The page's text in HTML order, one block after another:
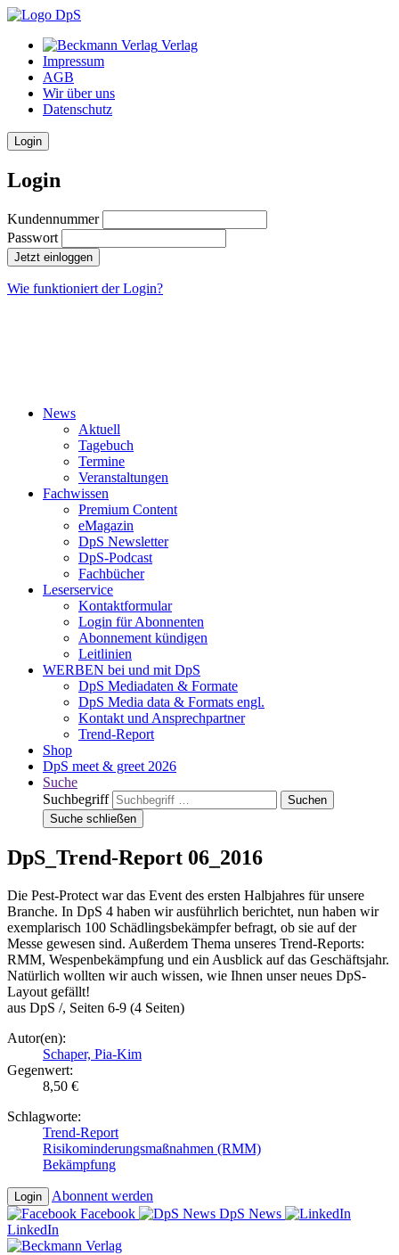
Verlag
Impressum
AGB
Wir über uns
Datenschutz
Login
Login
Kundennummer
Passwort
Jetzt einloggen
Wie funktioniert der Login?
News
Aktuell
Tagebuch
Termine
Veranstaltungen
Fachwissen
Premium Content
eMagazin
DpS Newsletter
DpS-Podcast
Fachbücher
Leserservice
Kontaktformular
Login für Abonnenten
Abonnement kündigen
Leitlinien
WERBEN bei und mit DpS
DpS Mediadaten & Formate
DpS Media data & Formats engl.
Kontakt und Ansprechpartner
Trend-Report
Shop
DpS meet & greet 2026
Suche
Suchbegriff
Suche schließen
DpS_Trend-Report 06_2016
Die Pest-Protect war das Event des ersten Halbjahres für unsere
Branche. In DpS 4 haben wir ausführlich berichtet, nun haben wir
exemplarisch 100 Schädlingsbekämpfer befragt, ob sie auf der
Messe gewesen sind. Außerdem Thema unseres Trend-Reports:
RMM, Wespenbekämpfung und ein Ausblick auf das Geschäftsjahr.
Natürlich wollten wir auch wissen, wie Ihnen unser neues DpS-
Layout gefällt!
aus DpS /, Seiten 6-9 (4 Seiten)
Autor(en):
Schaper, Pia-Kim
Gegenwert:
8,50 €
Schlagworte:
Trend-Report
Risikominderungsmaßnahmen (RMM)
Bekämpfung
Login
Abonnent werden
Facebook
DpS News
LinkedIn